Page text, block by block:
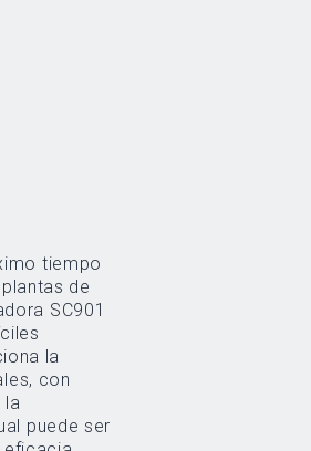
tiempo
de
SC901
con
la
puede ser